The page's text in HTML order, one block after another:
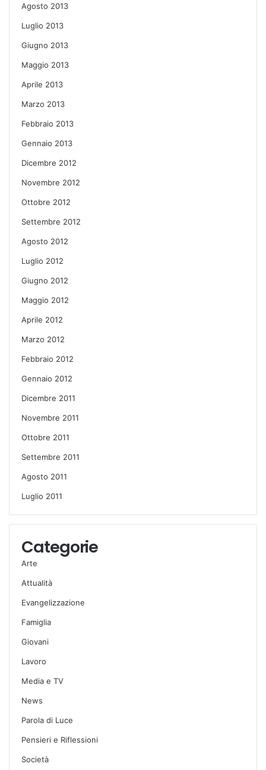
Agosto 2013
Luglio 2013
Giugno 2013
Maggio 2013
Aprile 2013
Marzo 2013
Febbraio 2013
Gennaio 2013
Dicembre 2012
Novembre 2012
Ottobre 2012
Settembre 2012
Agosto 2012
Luglio 2012
Giugno 2012
Maggio 2012
Aprile 2012
Marzo 2012
Febbraio 2012
Gennaio 2012
Dicembre 2011
Novembre 2011
Ottobre 2011
Settembre 2011
Agosto 2011
Luglio 2011
Categorie
Arte
Attualità
Evangelizzazione
Famiglia
Giovani
Lavoro
Media e TV
News
Parola di Luce
Pensieri e Riflessioni
Società